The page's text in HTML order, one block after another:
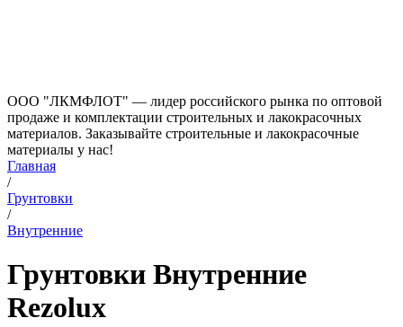
ООО "ЛКМФЛОТ" — лидер российского рынка по оптовой
продаже и комплектации строительных и лакокрасочных
материалов. Заказывайте строительные и лакокрасочные
материалы у нас!
Главная
/
Грунтовки
/
Внутренние
Грунтовки Внутренние
Rezolux